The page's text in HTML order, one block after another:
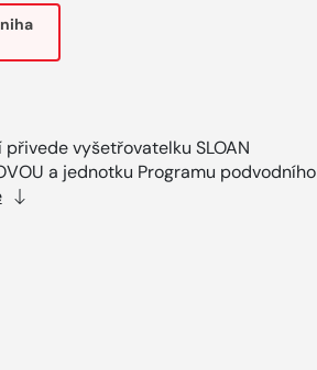
přivede vyšetřovatelku SLOAN
a jednotku Programu podvodního